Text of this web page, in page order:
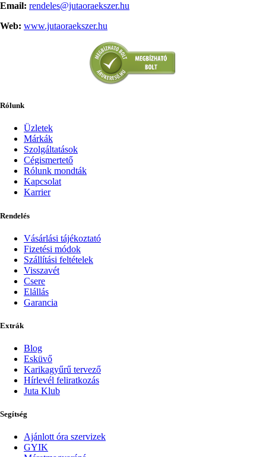
Email: rendeles@jutaoraekszer.hu
Web: www.jutaoraekszer.hu
Rólunk
Üzletek
Márkák
Szolgáltatások
Cégismertető
Rólunk mondták
Kapcsolat
Karrier
Rendelés
Vásárlási tájékoztató
Fizetési módok
Szállítási feltételek
Visszavét
Csere
Elállás
Garancia
Extrák
Blog
Esküvő
Karikagyűrű tervező
Hírlevél feliratkozás
Juta Klub
Segítség
Ajánlott óra szervizek
GYIK